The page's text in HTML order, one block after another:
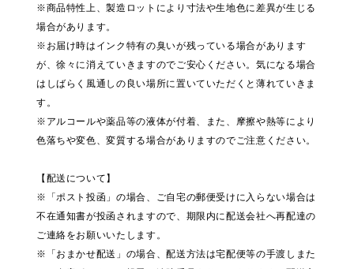
※商品特性上、製造ロットにより寸法や生地色に差異が生じる
場合があります。
※お届け時はインク特有の臭いが残っている場合があります
が、徐々に消えていきますのでご安心ください。気になる場合
はしばらく風通しの良い場所に置いていただくと薄れていきま
す。
※アルコールや薬品等の液体が付着、また、摩擦や熱等により
色落ちや変色、変質する場合がありますのでご注意ください。
【配送について】
※「ポスト投函」の場合、ご自宅の郵便受けに入らない場合は
不在通知書が投函されますので、期限内に配送会社へ再配達の
ご連絡をお願いいたします。
※「おまかせ配送」の場合、配送方法は宅配便等の手渡しまた